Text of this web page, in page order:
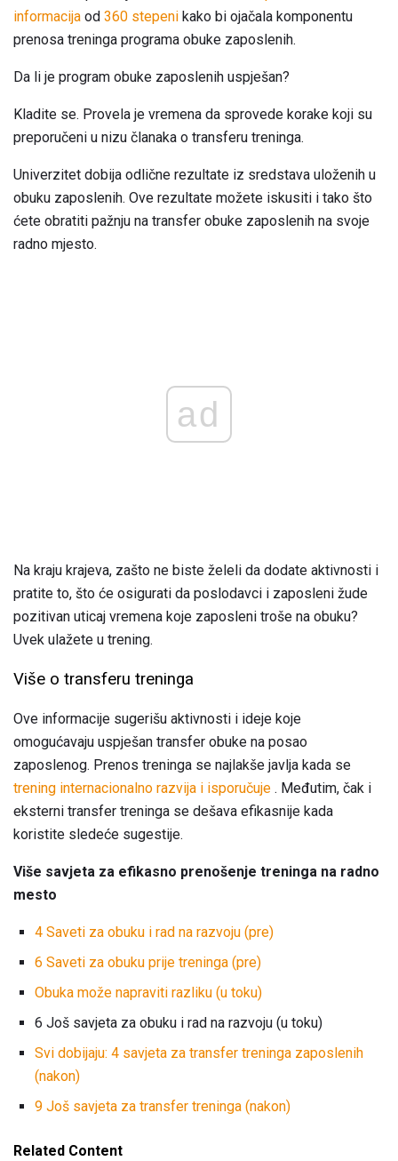
informacija od 360 stepeni kako bi ojačala komponentu
prenosa treninga programa obuke zaposlenih.
Da li je program obuke zaposlenih uspješan?
Kladite se. Provela je vremena da sprovede korake koji su
preporučeni u nizu članaka o transferu treninga.
Univerzitet dobija odlične rezultate iz sredstava uloženih u
obuku zaposlenih. Ove rezultate možete iskusiti i tako što
ćete obratiti pažnju na transfer obuke zaposlenih na svoje
radno mjesto.
ad
Na kraju krajeva, zašto ne biste želeli da dodate aktivnosti i
pratite to, što će osigurati da poslodavci i zaposleni žude
pozitivan uticaj vremena koje zaposleni troše na obuku?
Uvek ulažete u trening.
Više o transferu treninga
Ove informacije sugerišu aktivnosti i ideje koje
omogućavaju uspješan transfer obuke na posao
zaposlenog. Prenos treninga se najlakše javlja kada se
trening internacionalno razvija i isporučuje . Međutim, čak i
eksterni transfer treninga se dešava efikasnije kada
koristite sledeće sugestije.
Više savjeta za efikasno prenošenje treninga na radno
mesto
4 Saveti za obuku i rad na razvoju (pre)
6 Saveti za obuku prije treninga (pre)
Obuka može napraviti razliku (u toku)
6 Još savjeta za obuku i rad na razvoju (u toku)
Svi dobijaju: 4 savjeta za transfer treninga zaposlenih
(nakon)
9 Još savjeta za transfer treninga (nakon)
Related Content